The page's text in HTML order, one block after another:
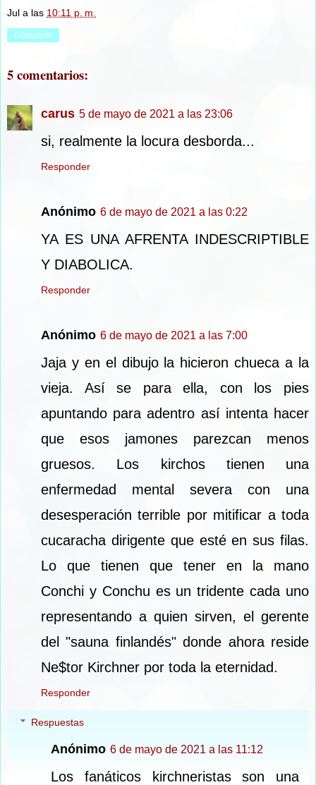
Jul a las 10:11 p. m.
Compartir
5 comentarios:
carus 5 de mayo de 2021 a las 23:06
si, realmente la locura desborda...
Responder
Anónimo 6 de mayo de 2021 a las 0:22
YA ES UNA AFRENTA INDESCRIPTIBLE
Y DIABOLICA.
Responder
Anónimo 6 de mayo de 2021 a las 7:00
Jaja y en el dibujo la hicieron chueca a la
vieja. Así se para ella, con los pies
apuntando para adentro así intenta hacer
que esos jamones parezcan menos
gruesos. Los kirchos tienen una
enfermedad mental severa con una
desesperación terrible por mitificar a toda
cucaracha dirigente que esté en sus filas.
Lo que tienen que tener en la mano
Conchi y Conchu es un tridente cada uno
representando a quien sirven, el gerente
del "sauna finlandés" donde ahora reside
Ne$tor Kirchner por toda la eternidad.
Responder
Respuestas
Anónimo 6 de mayo de 2021 a las 11:12
Los fanáticos kirchneristas son una